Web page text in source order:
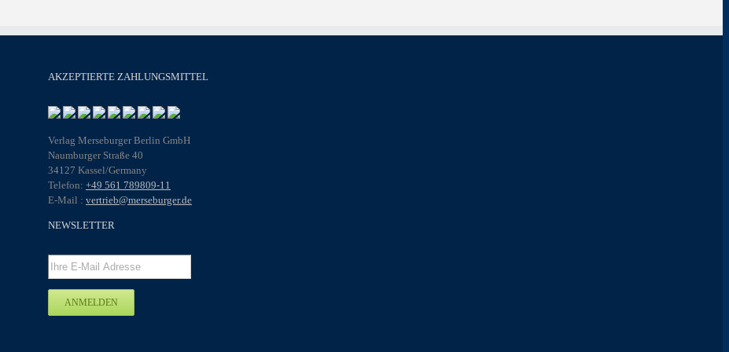
AKZEPTIERTE ZAHLUNGSMITTEL
Verlag Merseburger Berlin GmbH
Naumburger Straße 40
34127 Kassel/Germany
Telefon: +49 561 789809-11
E-Mail : vertrieb@merseburger.de
NEWSLETTER